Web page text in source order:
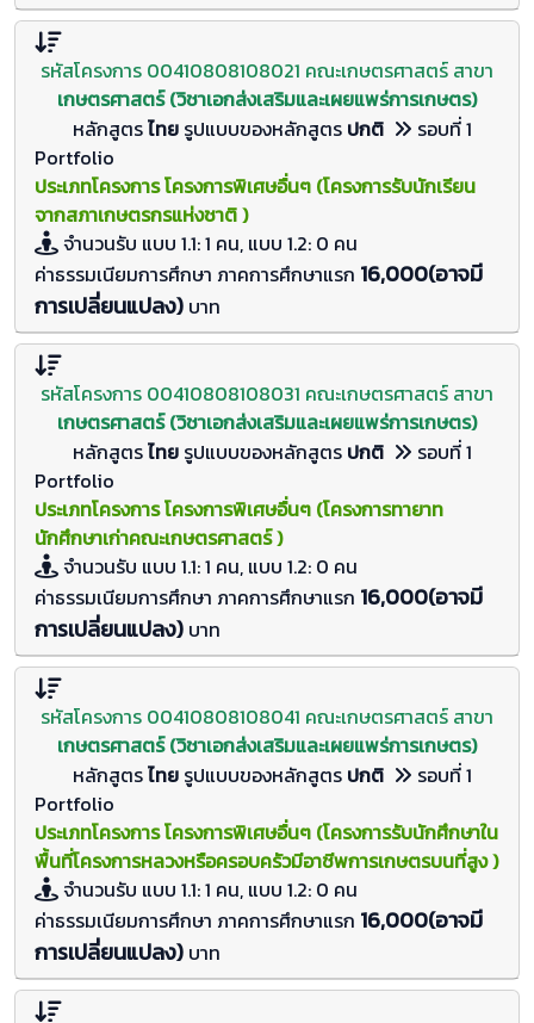
รหัสโครงการ 00410808108021 คณะเกษตรศาสตร์ สาขา
เกษตรศาสตร์ (วิชาเอกส่งเสริมและเผยแพร่การเกษตร)
หลักสูตรไทย รูปแบบของหลักสูตร ปกติ
รอบที่ 1
Portfolio
ประเภทโครงการ โครงการพิเศษอื่นๆ (โครงการรับนักเรียน
จากสภาเกษตรกรแห่งชาติ )
จำนวนรับ แบบ 1.1: 1 คน, แบบ 1.2: 0 คน
ค่าธรรมเนียมการศึกษา ภาคการศึกษาแรก 16,000(อาจมี
การเปลี่ยนแปลง) บาท
รหัสโครงการ 00410808108031 คณะเกษตรศาสตร์ สาขา
เกษตรศาสตร์ (วิชาเอกส่งเสริมและเผยแพร่การเกษตร)
หลักสูตรไทย รูปแบบของหลักสูตร ปกติ
รอบที่ 1
Portfolio
ประเภทโครงการ โครงการพิเศษอื่นๆ (โครงการทายาท
นักศึกษาเก่าคณะเกษตรศาสตร์ )
จำนวนรับ แบบ 1.1: 1 คน, แบบ 1.2: 0 คน
ค่าธรรมเนียมการศึกษา ภาคการศึกษาแรก 16,000(อาจมี
การเปลี่ยนแปลง) บาท
รหัสโครงการ 00410808108041 คณะเกษตรศาสตร์ สาขา
เกษตรศาสตร์ (วิชาเอกส่งเสริมและเผยแพร่การเกษตร)
หลักสูตรไทย รูปแบบของหลักสูตร ปกติ
รอบที่ 1
Portfolio
ประเภทโครงการ โครงการพิเศษอื่นๆ (โครงการรับนักศึกษาใน
พื้นที่โครงการหลวงหรือครอบครัวมีอาชีพการเกษตรบนที่สูง )
จำนวนรับ แบบ 1.1: 1 คน, แบบ 1.2: 0 คน
ค่าธรรมเนียมการศึกษา ภาคการศึกษาแรก 16,000(อาจมี
การเปลี่ยนแปลง) บาท